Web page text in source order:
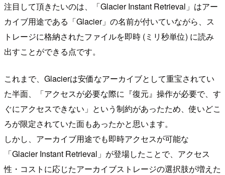
注目して頂きたいのは、「Glacier Instant Retrieval」はアー
カイブ用途である「Glacier」の名前が付いていながら、ス
トレージに格納されたファイルを即時 (ミリ秒単位) に読み
出すことができる点です。
これまで、Glacierは安価なアーカイブとして重宝されてい
た半面、「アクセスが必要な際に『復元』操作が必要で、す
ぐにアクセスできない」という制約があったため、使いどこ
ろが限定されていた面もあったかと思います。
しかし、アーカイブ用途でも即時アクセスが可能な
「Glacier Instant Retrieval」が登場したことで、アクセス
性・コストに応じたアーカイブストレージの選択肢が増えた